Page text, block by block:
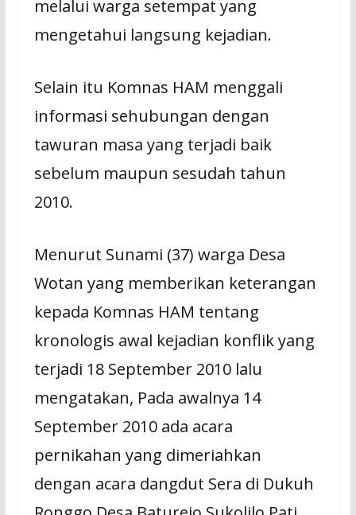
melalui warga setempat yang
mengetahui langsung kejadian.
Selain itu Komnas HAM menggali
informasi sehubungan dengan
tawuran masa yang terjadi baik
sebelum maupun sesudah tahun
2010.
Menurut Sunami (37) warga Desa
Wotan yang memberikan keterangan
kepada Komnas HAM tentang
kronologis awal kejadian konflik yang
terjadi 18 September 2010 lalu
mengatakan, Pada awalnya 14
September 2010 ada acara
pernikahan yang dimeriahkan
dengan acara dangdut Sera di Dukuh